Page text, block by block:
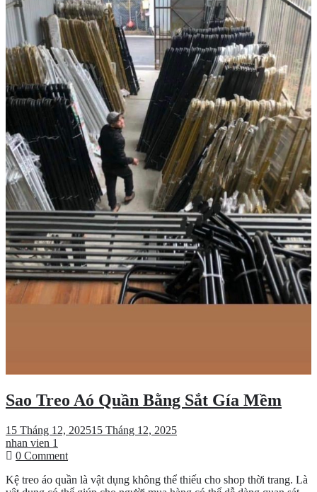
Sao Treo Aó Quần Bằng Sắt Gía Mềm
15 Tháng 12, 202515 Tháng 12, 2025
nhan vien 1
0 Commenton
Treo
Kệ treo áo quần là vật dụng không thể thiếu cho shop thời trang. Là